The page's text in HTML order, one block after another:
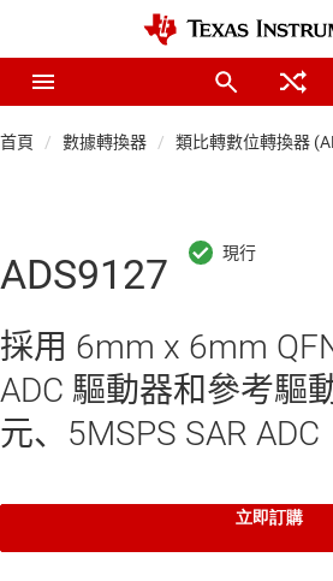
首頁 數據轉換器 類比轉數位轉換器
ADS9127
採用 6mm x 6mm
ADC 驅動器和參考驅
元、5MSPS SAR ADC
立即訂購